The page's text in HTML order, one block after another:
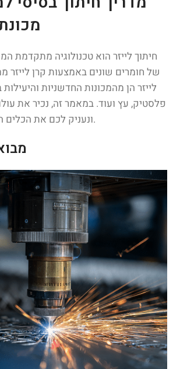
חיתוך לייזר הוא טכנולוגיה מתקדמת
של חומרים שונים באמצעות קרן לייזר
לייזר הן מהמכונות החדשניות
פלסטיק, עץ ועוד. במאמר זה, נכיר את
ונעניק לכם את הכלים הדרושים כדי להתחיל.